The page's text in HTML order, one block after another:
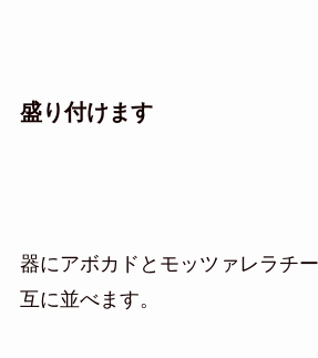
盛り付けます
器にアボカドとモッツァレラチ
互に並べます。